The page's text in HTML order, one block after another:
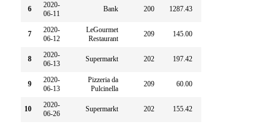
6
2020-
06-11
Bank 200 1287.43
7
2020-
06-12
LeGourmet
Restaurant
209 145.00
8
2020-
06-13
Supermarkt 202 197.42
9
2020-
06-13
Pizzeria da
Pulcinella
209 60.00
10
2020-
06-26
Supermarkt 202 155.42